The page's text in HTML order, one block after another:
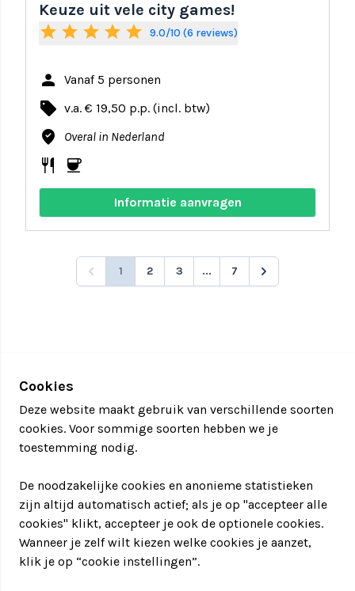
Keuze uit vele city games!
star star star star star 9.0/10 (6 reviews)
person Vanaf 5 personen
local_offer v.a. € 19,50 p.p. (incl. btw)
where_to_vote Overal in Nederland
restaurant coffee
Informatie aanvragen
1 2 3 ... 7
Cookies
Deze website maakt gebruik van verschillende soorten
cookies. Voor sommige soorten hebben we je
toestemming nodig.
De noodzakelijke cookies en anonieme statistieken
zijn altijd automatisch actief; als je op "accepteer alle
cookies" klikt, accepteer je ook de optionele cookies.
Wanneer je zelf wilt kiezen welke cookies je aanzet,
klik je op “cookie instellingen”.